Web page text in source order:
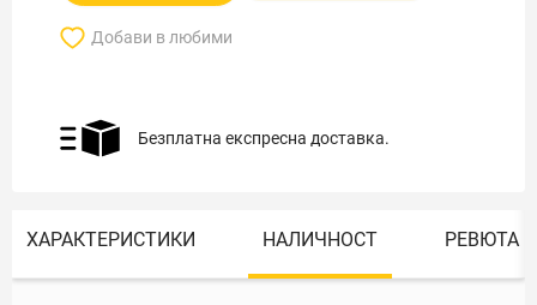
Добави в любими
Безплатна експресна доставка.
ХАРАКТЕРИСТИКИ НАЛИЧНОСТ РЕВЮТА